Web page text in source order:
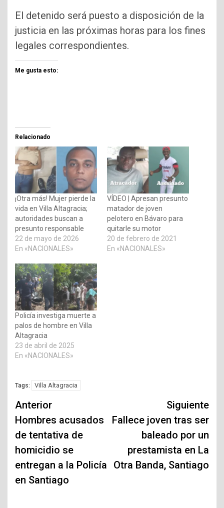
El detenido será puesto a disposición de la
justicia en las próximas horas para los fines
legales correspondientes.
Me gusta esto:
Relacionado
¡Otra más! Mujer pierde la
vida en Villa Altagracia;
autoridades buscan a
presunto responsable
22 de mayo de 2026
En «NACIONALES»
VÍDEO | Apresan presunto
matador de joven
pelotero en Bávaro para
quitarle su motor
20 de febrero de 2021
En «NACIONALES»
Policía investiga muerte a
palos de hombre en Villa
Altagracia
23 de abril de 2025
En «NACIONALES»
Tags: Villa Altagracia
Navegación
de
entradas
Anterior
Hombres acusados
de tentativa de
homicidio se
entregan a la Policía
en Santiago
Siguiente
Fallece joven tras ser
baleado por un
prestamista en La
Otra Banda, Santiago